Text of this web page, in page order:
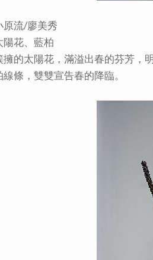
原流/廖美秀
陽花、藍柏
擁的太陽花，滿溢出春的芬芳，
條，雙雙宣告春的降臨。